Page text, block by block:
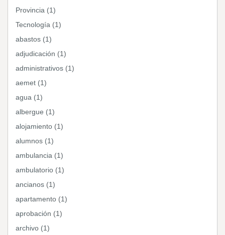
Provincia (1)
Tecnología (1)
abastos (1)
adjudicación (1)
administrativos (1)
aemet (1)
agua (1)
albergue (1)
alojamiento (1)
alumnos (1)
ambulancia (1)
ambulatorio (1)
ancianos (1)
apartamento (1)
aprobación (1)
archivo (1)